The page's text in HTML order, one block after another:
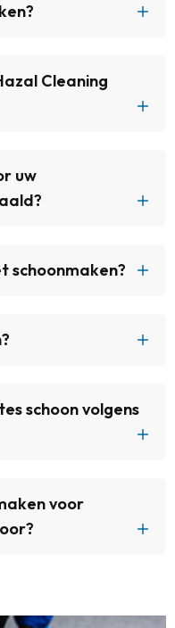
Cleaning
uw
schoonmaken?
schoon volgens
voor